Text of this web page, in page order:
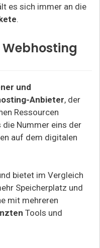
es sich immer an die
.
Webhosting
und
Anbieter, der
Ressourcen
Nummer eins der
auf dem digitalen
bietet im Vergleich
Speicherplatz und
mit mehreren
Tools und